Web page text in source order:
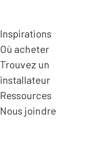
Inspirations
Où acheter
Trouvez un
installateur
Ressources
Nous joindre